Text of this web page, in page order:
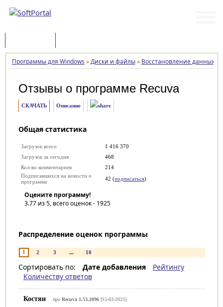
Программы для Windows »Диски и файлы» Восстановление данных
Отзывы о программе Recuva
СКАЧАТЬ Описание
Общая статистика
Загрузок всего
1 416 370
Загрузок за сегодня
468
Кол-во комментариев
214
Подписавшихся на новости о
программе
42 (подписаться)
Оцените программу!
3.77из 5, всего оценок - 1925
Распределение оценок программы
1 2 3 ... 10
Сортировать по: Дате добавления
Рейтингу
Количеству ответов
Костян про Recuva 1.53.2096[15-03-2025]